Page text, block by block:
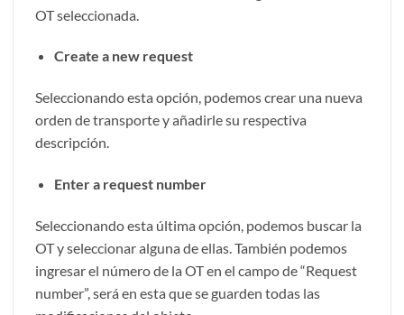
OT seleccionada.
Create a new request
Seleccionando esta opción, podemos crear una nueva
orden de transporte y añadirle su respectiva
descripción.
Enter a request number
Seleccionando esta última opción, podemos buscar la
OT y seleccionar alguna de ellas. También podemos
ingresar el número de la OT en el campo de “Request
number”, será en esta que se guarden todas las